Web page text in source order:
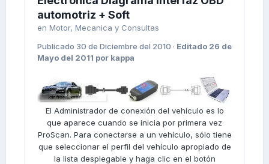
automotriz + Soft
en Motor, Mecanica y Consultas
Publicado 30 de Diciembre del 2010 · Editado 26 de
Mayo del 2011 por kappa
El Administrador de conexión del vehículo es lo
que aparece cuando se inicia por primera vez
ProScan. Para conectarse a un vehículo, sólo tiene
que seleccionar el perfil del vehículo apropiado de
la lista desplegable y haga clic en el botón